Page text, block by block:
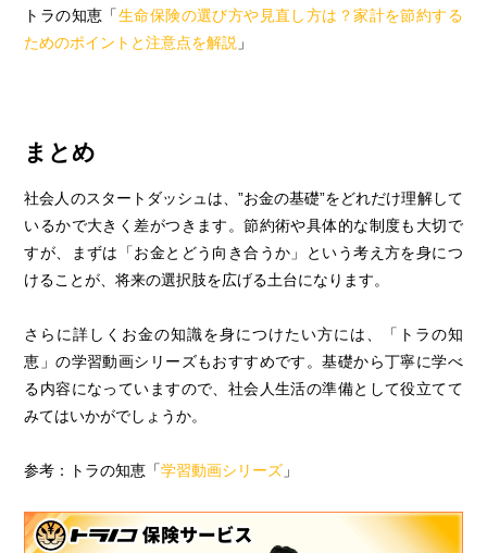
トラの知恵「生命保険の選び方や見直し方は？家計を節約する
ためのポイントと注意点を解説 」
まとめ
社会人のスタートダッシュは、”お金の基礎”をどれだけ理解して
いるかで大きく差がつきます。節約術や具体的な制度も大切で
すが、まずは「お金とどう向き合うか」という考え方を身につ
けることが、将来の選択肢を広げる土台になります。
さらに詳しくお金の知識を身につけたい方には、「トラの知
恵」の学習動画シリーズもおすすめです。基礎から丁寧に学べ
る内容になっていますので、社会人生活の準備として役立てて
みてはいかがでしょうか。
参考：トラの知恵「学習動画シリーズ 」